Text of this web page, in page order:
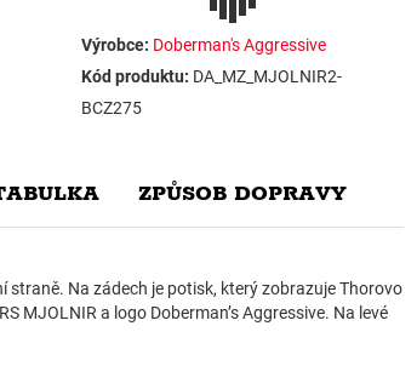
Výrobce: Doberman's Aggressive
Kód produktu: DA_MZ_MJOLNIR2-
BCZ275
ZPŮSOB DOPRAVY
straně. Na zádech je potisk, který zobrazuje Thorovo
MJOLNIR a logo Doberman’s Aggressive. Na levé